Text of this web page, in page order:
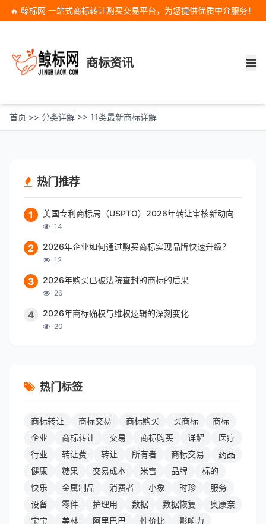
🔥 鲸标网 一站式商标转让购买交易平台，为您提供优质中介服务！
商标资讯
首页 >> 分类详解 >> 11类最新商标详解
热门推荐
1 美国专利商标局（USPTO）2026年转让审核新动向
14
2 2026年企业如何通过购买商标实现品牌快速升级？
12
3 2026年购买已被法院查封的商标的后果
26
4 2026年商标确权与维权逻辑的深刻变化
20
热门标签
商标转让 商标交易 商标购买 买商标
商标
企业
商标转让 交易 商标购买 详解
医疗
行业
转让费 转让 所有者 商标交易
药品
健康
糖果 交易成本 米雪 品牌
标的
快乐
金属制品 消费者 小象 时珍
服务
设备
零件 护理用 数据 数据恢复
奥康奈
宝宝
美林 阿里巴巴 性价比
影响力